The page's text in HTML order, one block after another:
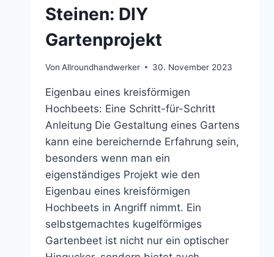
Steinen: DIY
Gartenprojekt
Von Allroundhandwerker 30. November 2023
Eigenbau eines kreisförmigen
Hochbeets: Eine Schritt-für-Schritt
Anleitung Die Gestaltung eines Gartens
kann eine bereichernde Erfahrung sein,
besonders wenn man ein
eigenständiges Projekt wie den
Eigenbau eines kreisförmigen
Hochbeets in Angriff nimmt. Ein
selbstgemachtes kugelförmiges
Gartenbeet ist nicht nur ein optischer